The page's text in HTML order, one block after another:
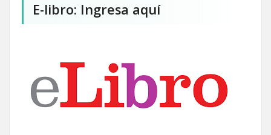
E-libro: Ingresa aquí